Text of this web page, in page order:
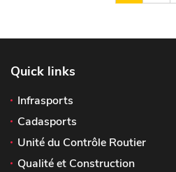
Quick links
Infrasports
Cadasports
Unité du Contrôle Routier
Qualité et Construction